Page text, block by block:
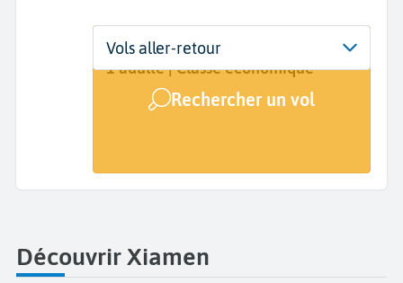
Départ
De...
Dates
Dates de votre voyage
Voyageurs | Classe
1 adulte | Classe économique
Rechercher un vol
Vols aller-retour
Découvrir Xiamen